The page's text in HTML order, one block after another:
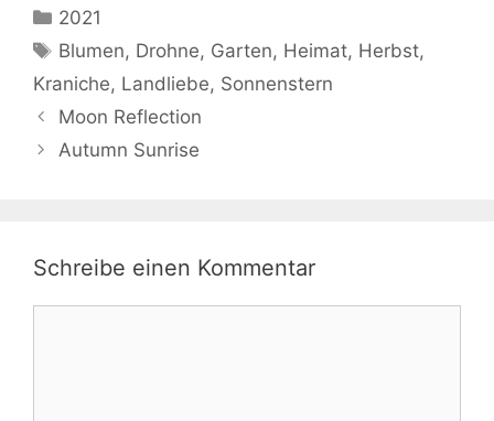
Kategorien
2021
Schlagwörter
Blumen, Drohne, Garten, Heimat, Herbst,
Kraniche, Landliebe, Sonnenstern
Moon Reflection
Autumn Sunrise
Schreibe einen Kommentar